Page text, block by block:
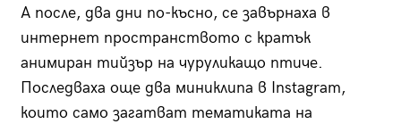
А после, два дни по-късно, се завърнаха в
интернет пространството с кратък
анимиран тийзър на чуруликащо птиче.
Последваха още два миниклипа в Instagram,
които само загатват тематиката на